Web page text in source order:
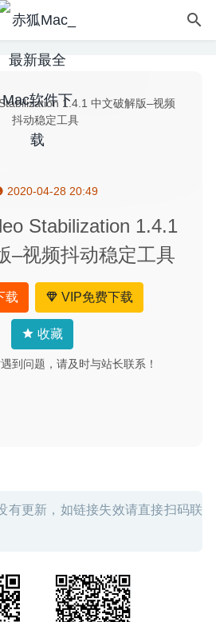
2020-04-28 20:49
Stabilization 1.4.1
–视频抖动稳定工具
载 VIP免费下载
收藏
到问题，请及时与站长联系！
有更新，如链接失效请直接扫码联
版-最好的Mac防休眠应用
达芬奇) 16.2.2 中文版-顶级视频调
for Mac中文版-强大的时间任务管理
版-时间自动跟踪工具
-轻量级笔记软件